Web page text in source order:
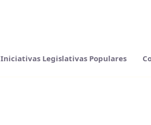
Iniciativas Legislativas Populares